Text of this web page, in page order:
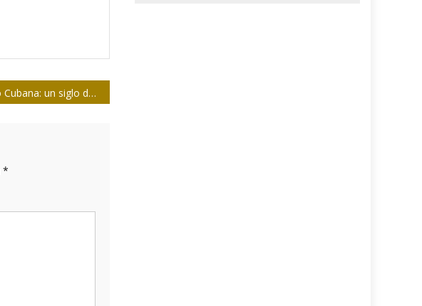
Radio Cubana: un siglo de magia convertida en sonidos
*